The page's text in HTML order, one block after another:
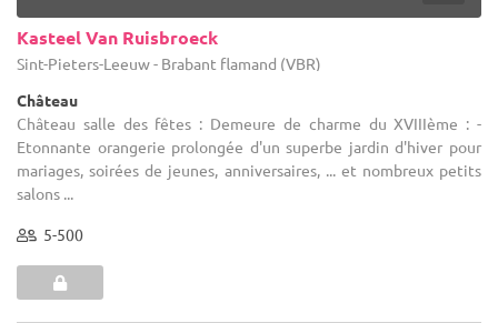
Kasteel Van Ruisbroeck
Sint-Pieters-Leeuw - Brabant flamand (VBR)
Château
Château salle des fêtes : Demeure de charme du XVIIIème : -
Etonnante orangerie prolongée d'un superbe jardin d'hiver pour
mariages, soirées de jeunes, anniversaires, ... et nombreux petits
salons ...
5-500